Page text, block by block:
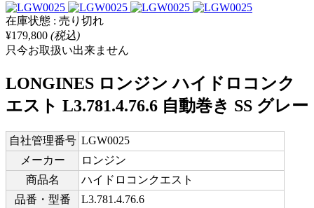
在庫状態 : 売り切れ
¥179,800 (税込)
只今お取扱い出来ません
LONGINES ロンジン ハイドロコンク
エスト L3.781.4.76.6 自動巻き SS グレー
自社管理番号 LGW0025
メーカー
ロンジン
商品名
ハイドロコンクエスト
品番・型番
L3.781.4.76.6